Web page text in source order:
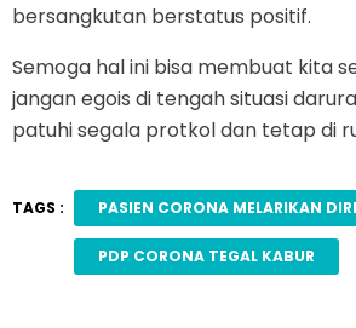
bersangkutan berstatus positif.
Semoga hal ini bisa membuat kita
jangan egois di tengah situasi
patuhi segala protkol dan tetap di
TAGS : PASIEN CORONA MELARIKAN DIRI
PDP CORONA TEGAL KABUR